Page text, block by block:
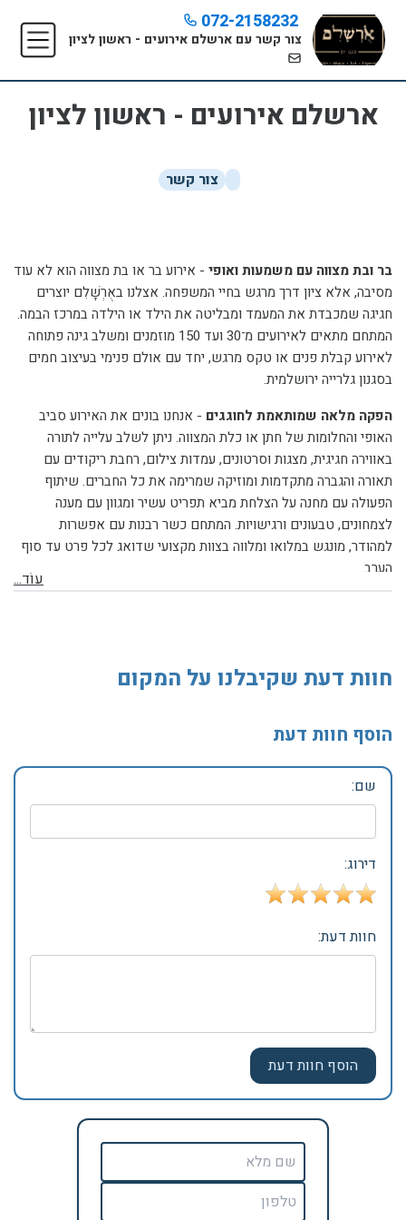
072-2158232
צור קשר עם ארשלם אירועים - ראשון לציון
ארשלם אירועים - ראשון לציון
צור קשר
בר ובת מצווה עם משמעות ואופי - אירוע בר או בת מצווה הוא לא עוד
מסיבה, אלא ציון דרך מרגש בחיי המשפחה. אצלנו באֻרְשָׁלִם יוצרים
חגיגה שמכבדת את המעמד ומבליטה את הילד או הילדה במרכז הבמה.
המתחם מתאים לאירועים מ־30 ועד 150 מוזמנים ומשלב גינה פתוחה
לאירוע קבלת פנים או טקס מרגש, יחד עם אולם פנימי בעיצוב חמים
בסגנון גלרייה ירושלמית.
הפקה מלאה שמותאמת לחוגגים - אנחנו בונים את האירוע סביב
האופי והחלומות של חתן או כלת המצווה. ניתן לשלב עלייה לתורה
באווירה חגיגית, מצגות וסרטונים, עמדות צילום, רחבת ריקודים עם
תאורה והגברה מתקדמות ומוזיקה שמרימה את כל החברים. שיתוף
הפעולה עם מחנה על הצלחת מביא תפריט עשיר ומגוון עם מענה
לצמחונים, טבעונים ורגישויות. המתחם כשר רבנות עם אפשרות
למהודר, מונגש במלואו ומלווה בצוות מקצועי שדואג לכל פרט עד סוף
הערב.
עוֹד...
חוות דעת שקיבלנו על המקום
הוסף חוות דעת
שם:
דירוג:
חוות דעת: